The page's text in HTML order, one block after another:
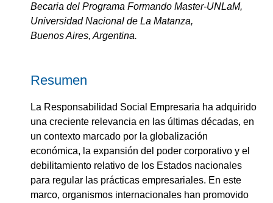
Becaria del Programa Formando Master-UNLaM,
Universidad Nacional de La Matanza,
Buenos Aires, Argentina.
Resumen
La Responsabilidad Social Empresaria ha adquirido
una creciente relevancia en las últimas décadas, en
un contexto marcado por la globalización
económica, la expansión del poder corporativo y el
debilitamiento relativo de los Estados nacionales
para regular las prácticas empresariales. En este
marco, organismos internacionales han promovido